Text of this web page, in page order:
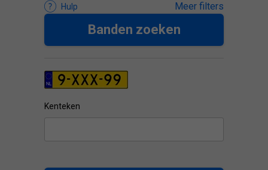
Hulp Meer filters
Banden zoeken
Kenteken